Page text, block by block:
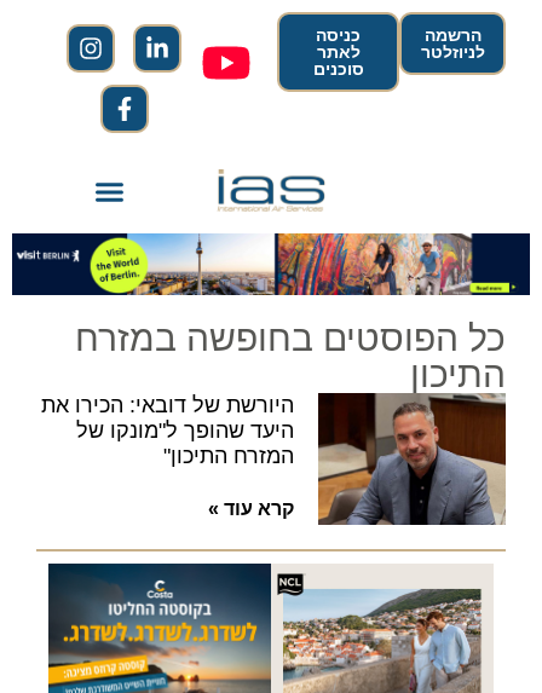
הרשמה
לניוזלטר
כניסה
לאתר
סוכנים
כל הפוסטים בחופשה במזרח
התיכון
היורשת של דובאי: הכירו את
היעד שהופך ל"מונקו של
המזרח התיכון"
קרא עוד »